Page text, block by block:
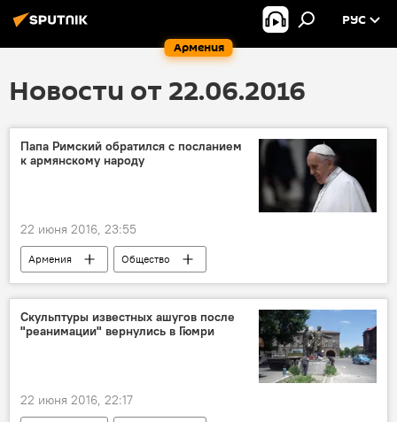
Армения
РУС
Новости от 22.06.2016
Папа Римский обратился с посланием
к армянскому народу
22 июня 2016, 23:55
Армения
Общество
Визит Папы Римского в Армению
Скульптуры известных ашугов после
"реанимации" вернулись в Гюмри
22 июня 2016, 22:17